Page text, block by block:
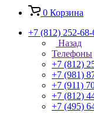
0 Корзина
+7 (812) 252-68-
Назад
Телефоны
+7 (812)
+7 (981)
+7 (911)
+7 (812)
+7 (495)